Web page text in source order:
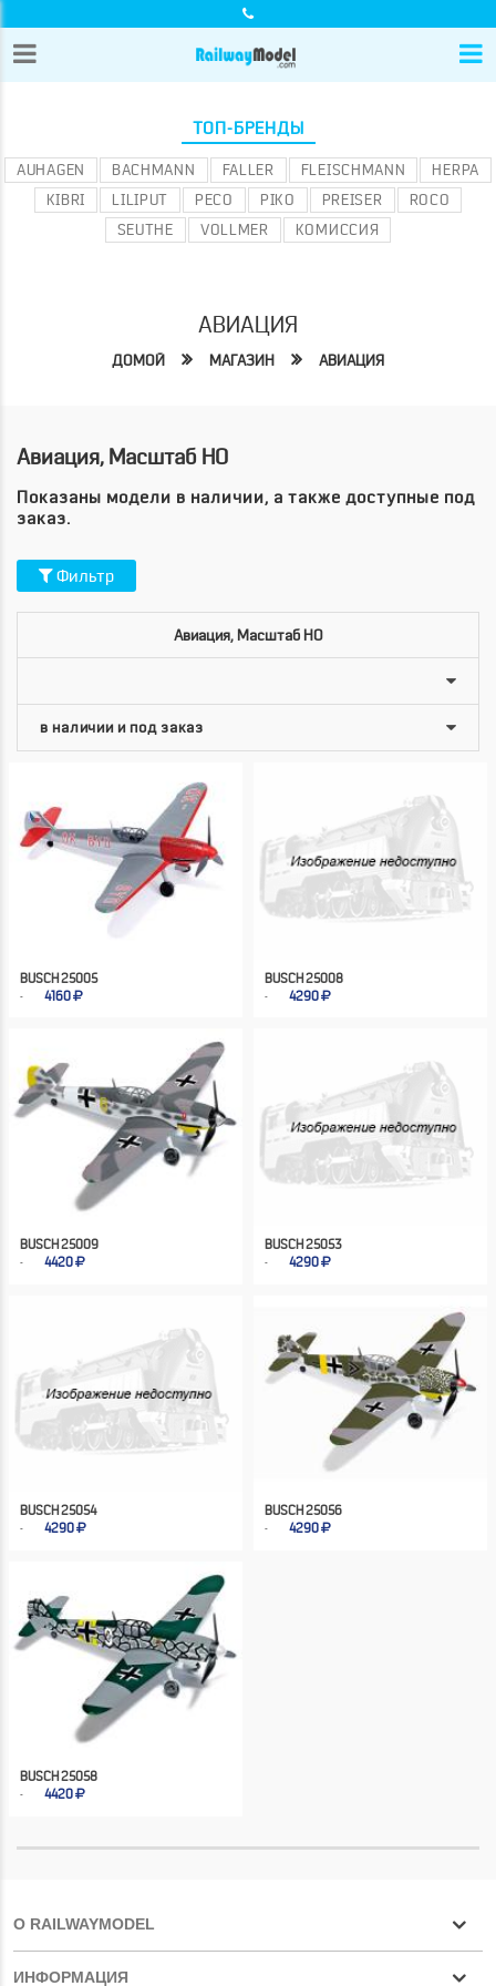
ТОП-БРЕНДЫ
AUHAGEN BACHMANN FALLER FLEISCHMANN
HERPA
KIBRI
LILIPUT PECO PIKO PREISER
ROCO
SEUTHE
VOLLMER КОМИССИЯ
АВИАЦИЯ
ДОМОЙ МАГАЗИН АВИАЦИЯ
Авиация, Масштаб HO
Показаны модели в наличии, а также доступные под
заказ.
Фильтр
Авиация, Масштаб HO
BUSCH 25005
4160
BUSCH 25008
4290
BUSCH 25009
4420
BUSCH 25053
4290
BUSCH 25054
4290
BUSCH 25056
4290
BUSCH 25058
4420
О RAILWAYMODEL
ИНФОРМАЦИЯ